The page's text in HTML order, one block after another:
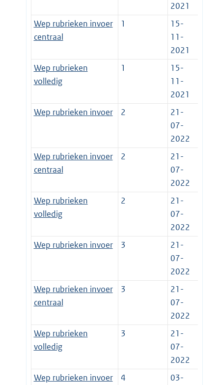
2021
Wep rubrieken invoer
centraal
1
15-
11-
2021
Wep rubrieken
volledig
1
15-
11-
2021
Wep rubrieken invoer
2
21-
07-
2022
Wep rubrieken invoer
centraal
2
21-
07-
2022
Wep rubrieken
volledig
2
21-
07-
2022
Wep rubrieken invoer
3
21-
07-
2022
Wep rubrieken invoer
centraal
3
21-
07-
2022
Wep rubrieken
volledig
3
21-
07-
2022
Wep rubrieken invoer
4
03-